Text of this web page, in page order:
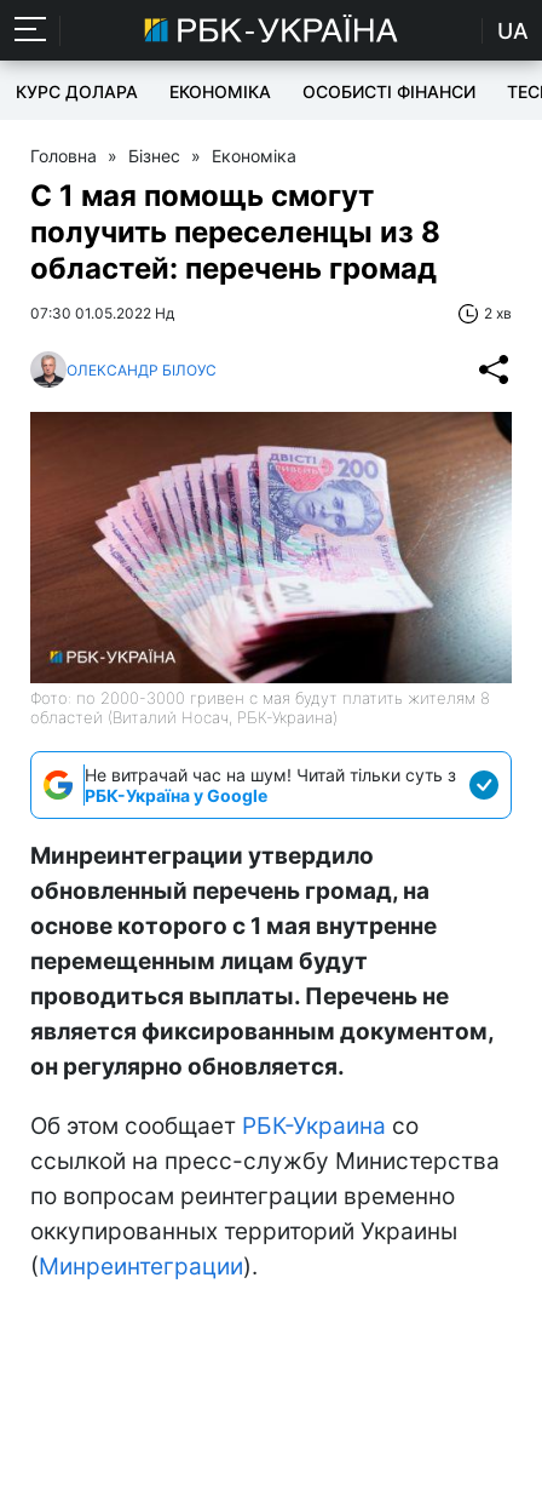
UA
КУРС ДОЛАРА ЕКОНОМІКА ОСОБИСТІ ФІНАНСИ
Головна » Бізнес » Економіка
С 1 мая помощь смогут
получить переселенцы из 8
областей: перечень громад
07:30 01.05.2022 Нд 2 хв
ОЛЕКСАНДР БІЛОУС
Фото: по 2000-3000 гривен с мая будут платить жителям 8
областей (Виталий Носач, РБК-Украина)
Не витрачай час на шум! Читай тільки суть з
РБК-Україна у Google
Минреинтеграции утвердило
обновленный перечень громад, на
основе которого с 1 мая внутренне
перемещенным лицам будут
проводиться выплаты. Перечень не
является фиксированным документом,
он регулярно обновляется.
Об этом сообщает РБК-Украина со
ссылкой на пресс-службу Министерства
по вопросам реинтеграции временно
оккупированных территорий Украины
(Минреинтеграции).